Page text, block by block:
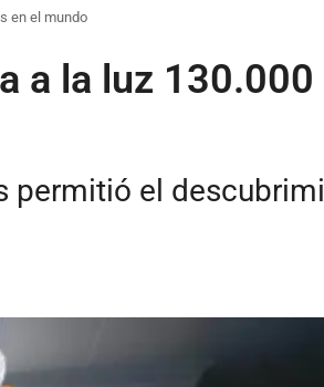
en el mundo
a la luz
el